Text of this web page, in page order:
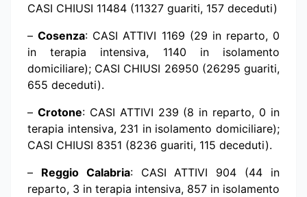
CASI CHIUSI 11484 (11327 guariti, 157 deceduti)
–Cosenza: CASI ATTIVI 1169 (29 in reparto, 0
in terapia intensiva, 1140 in isolamento
domiciliare); CASI CHIUSI 26950 (26295 guariti,
655 deceduti).
– Crotone: CASI ATTIVI 239 (8 in reparto, 0 in
terapia intensiva, 231 in isolamento domiciliare);
CASI CHIUSI 8351 (8236 guariti, 115 deceduti).
– Reggio Calabria: CASI ATTIVI 904 (44 in
reparto, 3 in terapia intensiva, 857 in isolamento